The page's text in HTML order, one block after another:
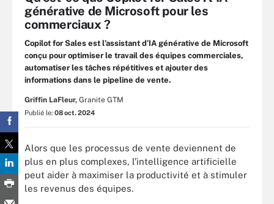
générative de Microsoft pour les
commerciaux ?
Copilot for Sales est l’assistant d’IA générative de Microsoft
conçu pour optimiser le travail des équipes commerciales,
automatiser les tâches répétitives et ajouter des
informations dans le pipeline de vente.
Griffin LaFleur, Granite GTM
Publié le: 08 oct. 2024
Alors que les processus de vente deviennent de
plus en plus complexes, l’intelligence artificielle
peut aider à maximiser la productivité et à stimuler
les revenus des équipes.